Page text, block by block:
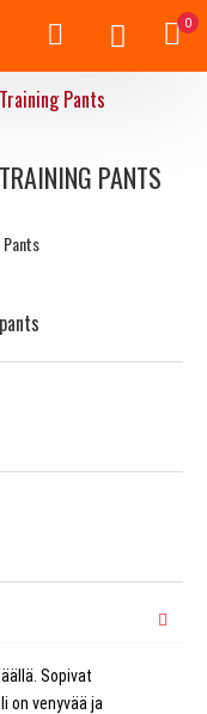
0
Pants
PANTS
Sopivat
on venyvää ja